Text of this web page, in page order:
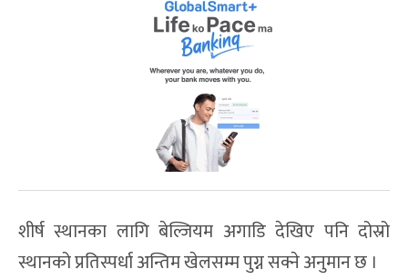
शीर्ष स्थानका लागि बेल्जियम अगाडि देखिए पनि दोस्रो
स्थानको प्रतिस्पर्धा अन्तिम खेलसम्म पुग्न सक्ने अनुमान छ ।